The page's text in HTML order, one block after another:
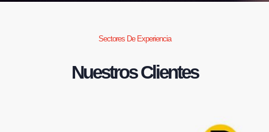
Sectores De Experiencia
Nuestros Clientes